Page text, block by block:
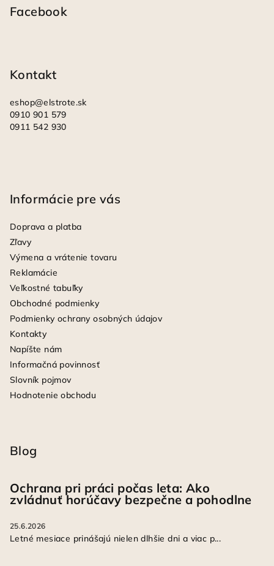
Facebook
Kontakt
eshop@elstrote.sk
0910 901 579
0911 542 930
Informácie pre vás
Doprava a platba
Zľavy
Výmena a vrátenie tovaru
Reklamácie
Veľkostné tabuľky
Obchodné podmienky
Podmienky ochrany osobných údajov
Kontakty
Napíšte nám
Informačná povinnosť
Slovník pojmov
Hodnotenie obchodu
Blog
Ochrana pri práci počas leta: Ako
zvládnuť horúčavy bezpečne a pohodlne
25.6.2026
Letné mesiace prinášajú nielen dlhšie dni a viac p...